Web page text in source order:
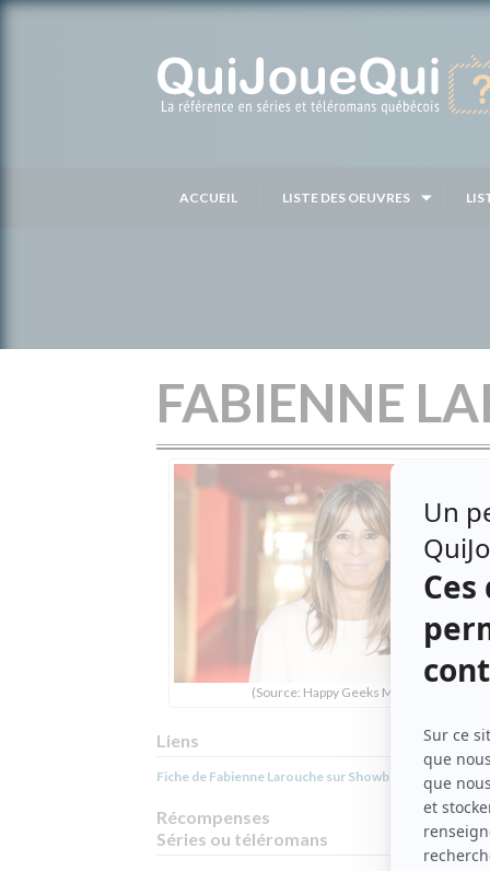
ACCUEIL LISTE DES OEUVRES
FABIENNE
(Source: Happy Geeks Media)
Liens
Fiche de Fabienne Larouche sur Showbizz.net
Récompenses
Séries ou téléromans